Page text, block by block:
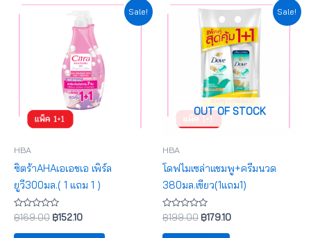
Sale!
HBA
ซิตร้าAHAเอเอชเอ เพิร์ล
ยูวี300มล.( 1 แถม 1 )
ให้
คะแนน
0
฿169.00
Original
฿169.00.
฿152.10
Current
is:
฿152.10.
Sale!
OUT OF STOCK
HBA
โดฟไมเซล่าแชมพู+ครีมนวด
380มล.เขียว(1แถม1)
ให้
คะแนน
0
฿199.00
Original
price
was:
฿199.00.
฿179.10
Current
price
is:
฿179.10.